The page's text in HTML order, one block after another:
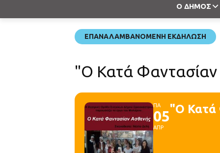
Ο ΔΗΜΟΣ
ΕΠΑΝΑΛΑΜΒΑΝΌΜΕΝΗ ΕΚΔΉΛΩΣΗ
"Ο Κατά
ΠΑ
05
ΑΠΡ
"Ο Κατά